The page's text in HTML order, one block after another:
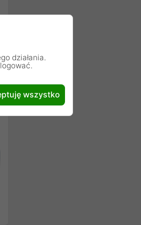
działania.
wszystko